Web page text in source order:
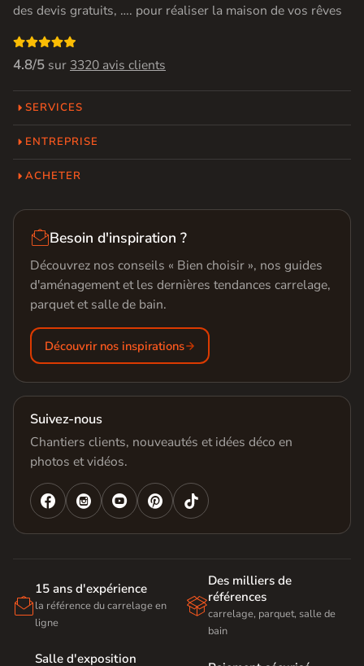
des devis gratuits, …. pour réaliser la maison de vos rêves

4.8/5 sur 3320 avis clients
SERVICES
ENTREPRISE
ACHETER
Besoin d'inspiration ?
Découvrez nos conseils « Bien choisir », nos guides
d'aménagement et les dernières tendances carrelage,
parquet et salle de bain.
Découvrir nos inspirations
Suivez-nous
Chantiers clients, nouveautés et idées déco en
photos et vidéos.
   

15 ans d'expérience
la référence du carrelage en
ligne

Des milliers de
références
carrelage, parquet, salle de
bain
Salle d'exposition